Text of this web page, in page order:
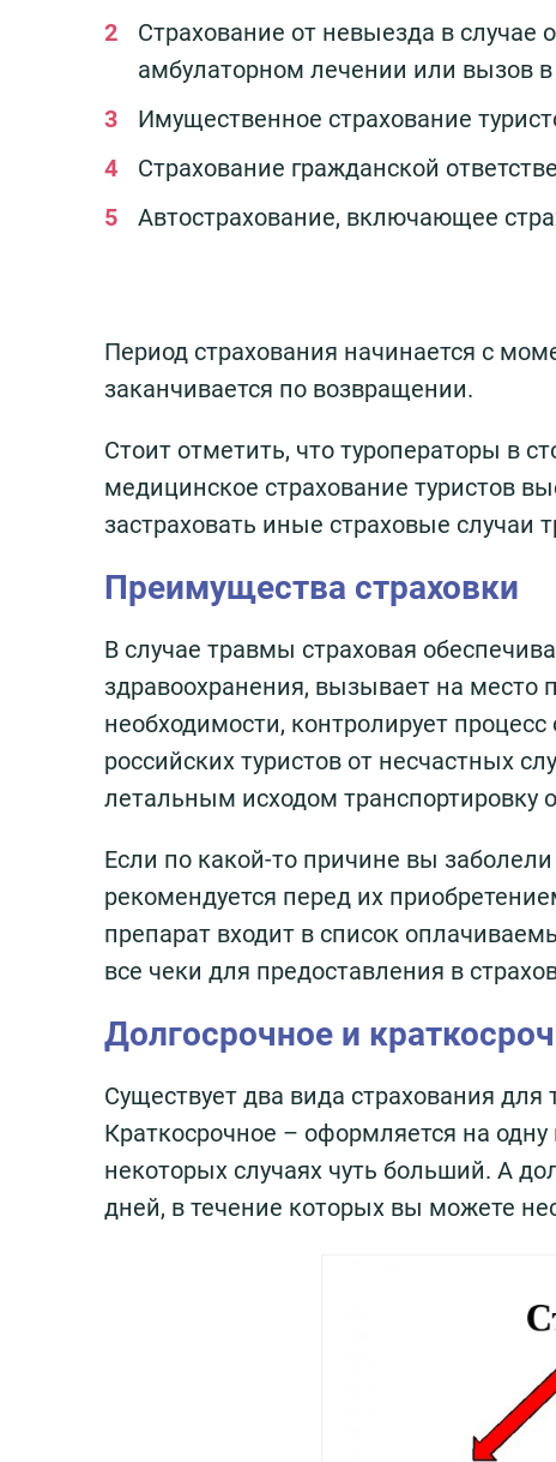
Страхование от невыезда в случае
амбулаторном лечении или вызов в
Имущественное страхование
Страхование гражданской
Автострахование, включающее
Период страхования начинается с
заканчивается по возвращении.
Стоит отметить, что туроператоры в
медицинское страхование туристов
застраховать иные страховые случаи
Преимущества страховки
В случае травмы страховая
здравоохранения, вызывает на
необходимости, контролирует
российских туристов от несчастных
летальным исходом транспортировку
Если по какой-то причине вы
рекомендуется перед их
препарат входит в список
все чеки для предоставления в
Долгосрочное и
Существует два вида страхования для
Краткосрочное – оформляется на
некоторых случаях чуть больший. А
дней, в течение которых вы можете